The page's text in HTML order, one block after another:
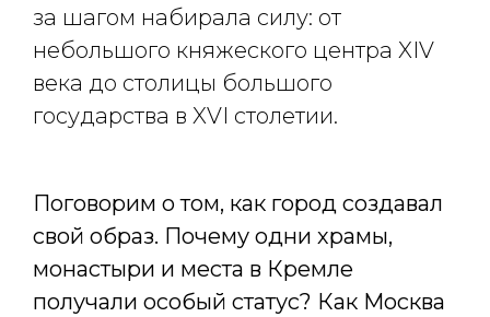
за шагом набирала силу: от
небольшого княжеского центра XIV
века до столицы большого
государства в XVI столетии.
Поговорим о том, как город создавал
свой образ. Почему одни храмы,
монастыри и места в Кремле
получали особый статус? Как Москва